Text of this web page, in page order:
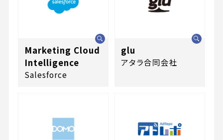
Marketing Cloud
Intelligence
Salesforce
glu
アタラ合同会社